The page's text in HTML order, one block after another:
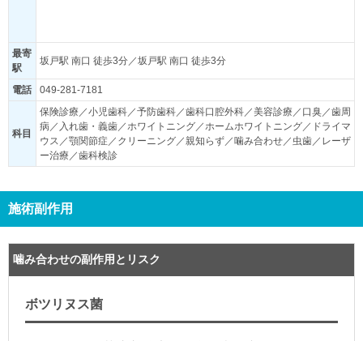
最寄
駅
坂戸駅 南口 徒歩3分／坂戸駅 南口 徒歩3分
電話 049-281-7181
科目
保険診療／小児歯科／予防歯科／歯科口腔外科／美容診療／口臭／歯周
病／入れ歯・義歯／ホワイトニング／ホームホワイトニング／ドライマ
ウス／顎関節症／クリーニング／親知らず／噛み合わせ／虫歯／レーザ
ー治療／歯科検診
施術副作用